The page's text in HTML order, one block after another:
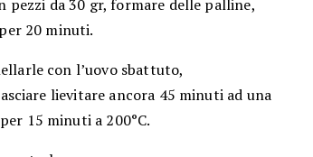
pezzi da 30 gr, formare delle palline,
20 minuti.
con l’uovo sbattuto,
lievitare ancora 45 minuti ad una
15 minuti a 200°C.